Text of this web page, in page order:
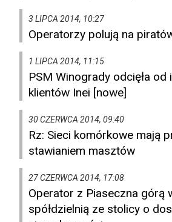
3 LIPCA 2014, 10:27
Operatorzy polują na
1 LIPCA 2014, 11:15
PSM Winogrady odcięła od
klientów Inei [nowe]
30 CZERWCA 2014, 09:40
Rz: Sieci komórkowe mają
stawianiem masztów
27 CZERWCA 2014, 17:08
Operator z Piaseczna górą
spółdzielnią ze stolicy o